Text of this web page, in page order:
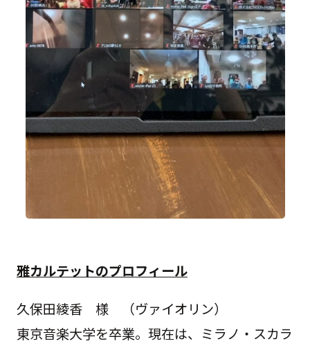
雅カルテットのプロフィール
久保田綾香 様 （ヴァイオリン）
東京音楽大学を卒業。現在は、ミラノ・スカラ